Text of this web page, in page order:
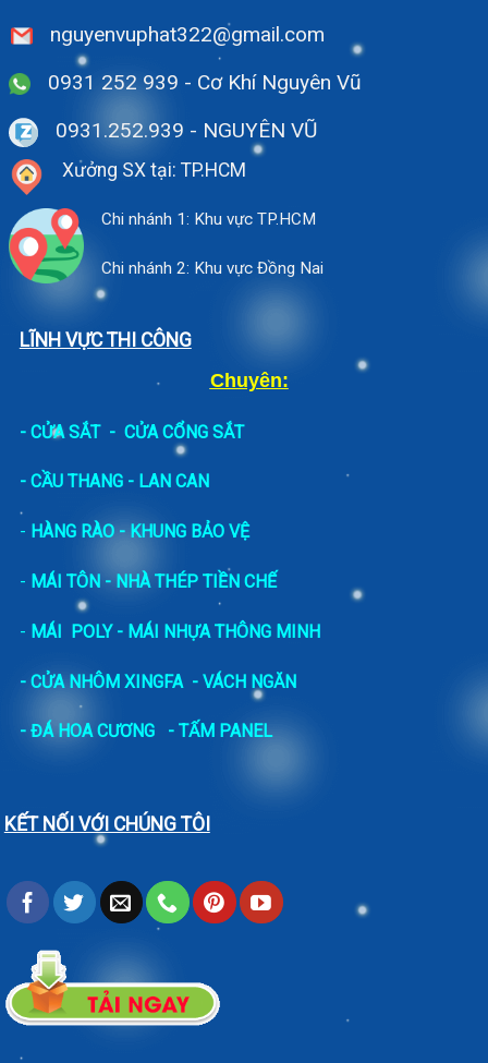
nguyenvuphat322@gmail.com
0931 252 939 - Cơ Khí Nguyên Vũ
0931.252.939 - NGUYÊN VŨ
Xưởng SX tại: TP.HCM
Chi nhánh 1: Khu vực TP.HCM
Chi nhánh 2: Khu vực Đồng Nai
LĨNH VỰC THI CÔNG
Chuyên:
- CỬA SẮT- CỬA CỔNG SẮT
- CẦU THANG - LAN CAN
- HÀNG RÀO - KHUNG BẢO VỆ
- MÁI TÔN - NHÀ THÉP TIỀN CHẾ
- MÁI POLY - MÁI NHỰA THÔNG MINH
- CỬA NHÔM XINGFA - VÁCH NGĂN
- ĐÁ HOA CƯƠNG - TẤM PANEL
KẾT NỐI VỚI CHÚNG TÔI